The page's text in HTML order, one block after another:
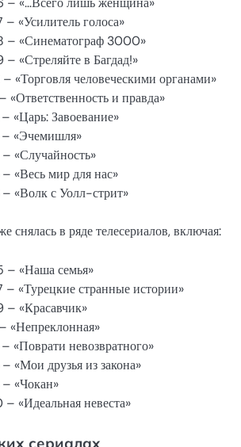
«Усилитель голоса»
– «Синематограф 3000»
«Стреляйте в Багдад!»
«Торговля человеческими органами»
«Ответственность и правда»
«Царь: Завоевание»
«Эчемишля»
«Случайность»
«Весь мир для нас»
«Волк с Уолл-стрит»
снялась в ряде телесериалов, включая:
– «Наша семья»
«Турецкие странные истории»
«Красавчик»
«Непреклонная»
«Поврати невозвратного»
«Мои друзья из закона»
«Чокан»
«Идеальная невеста»
сериалах